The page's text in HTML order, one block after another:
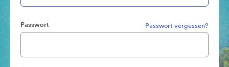
Passwort Passwort vergessen?